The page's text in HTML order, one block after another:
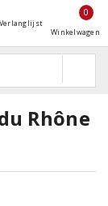
Verlanglijst
0
Winkelwagen
Rhône